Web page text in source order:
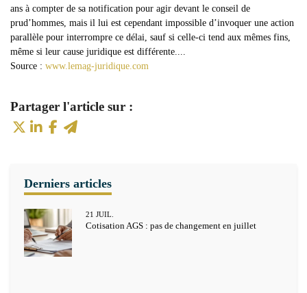
Source : www.lemag-juridique.com
ans à compter de sa notification pour agir devant le conseil de
prud’hommes, mais il lui est cependant impossible d’invoquer une action
parallèle pour interrompre ce délai, sauf si celle-ci tend aux mêmes fins,
même si leur cause juridique est différente....
Cotisation AGS : pas de changement en juillet
21 JUIL.